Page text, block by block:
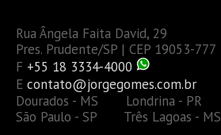
Rua Ângela Faita David, 29
Pres. Prudente/SP | CEP 19053-777
F +55 18 3334-4000
E contato@jorgegomes.com.br
Dourados - MS Londrina - PR
São Paulo - SP Três Lagoas - MS